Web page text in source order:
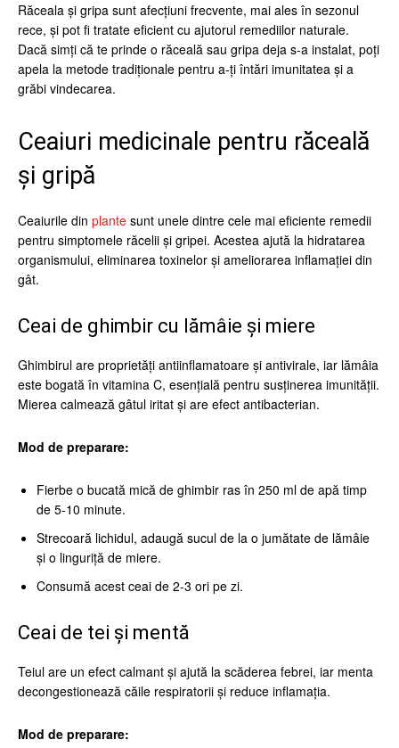
Răceala și gripa sunt afecțiuni frecvente, mai ales în sezonul
rece, și pot fi tratate eficient cu ajutorul remediilor naturale.
Dacă simți că te prinde o răceală sau gripa deja s-a instalat, poți
apela la metode tradiționale pentru a-ți întări imunitatea și a
grăbi vindecarea.
Ceaiuri medicinale pentru răceală
și gripă
Ceaiurile din plante sunt unele dintre cele mai eficiente remedii
pentru simptomele răcelii și gripei. Acestea ajută la hidratarea
organismului, eliminarea toxinelor și ameliorarea inflamației din
gât.
Ceai de ghimbir cu lămâie și miere
Ghimbirul are proprietăți antiinflamatoare și antivirale, iar lămâia
este bogată în vitamina C, esențială pentru susținerea imunității.
Mierea calmează gâtul iritat și are efect antibacterian.
Mod de preparare:
Fierbe o bucată mică de ghimbir ras în 250 ml de apă timp
de 5-10 minute.
Strecoară lichidul, adaugă sucul de la o jumătate de lămâie
și o linguriță de miere.
Consumă acest ceai de 2-3 ori pe zi.
Ceai de tei și mentă
Teiul are un efect calmant și ajută la scăderea febrei, iar menta
decongestionează căile respiratorii și reduce inflamația.
Mod de preparare: